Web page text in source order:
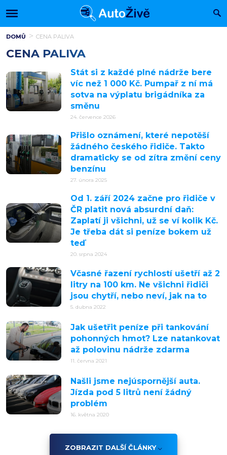
DOMŮ CENA PALIVA
CENA PALIVA
Stát si z každé plné nádrže bere
víc než 1 000 Kč. Pumpař z ní má
sotva na výplatu brigádníka za
směnu
24. července 2026
Přišlo oznámení, které nepotěší
žádného českého řidiče. Takto
dramaticky se od zítra změní ceny
benzínu
27. února 2025
Od 1. září 2024 začne pro řidiče v
ČR platit nová absurdní daň:
Zaplatí ji všichni, už se ví kolik Kč.
Je třeba dát si peníze bokem už
teď
20. srpna 2024
Včasné řazení rychlostí ušetří až 2
litry na 100 km. Ne všichni řidiči
jsou chytří, nebo neví, jak na to
5. dubna 2022
Jak ušetřit peníze při tankování
pohonných hmot? Lze natankovat
až polovinu nádrže zdarma
11. června 2021
Našli jsme nejúspornější auta.
Jízda pod 5 litrů není žádný
problém
16. května 2020
ZOBRAZIT DALŠÍ ČLÁNKY